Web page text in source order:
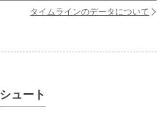
タイムラインのデータについて
シュート